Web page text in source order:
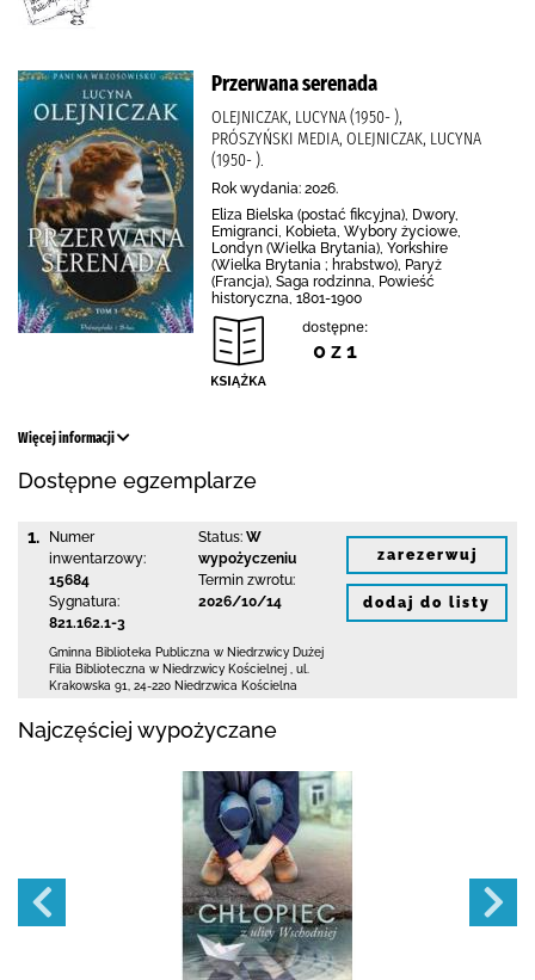
Przerwana serenada
OLEJNICZAK, LUCYNA (1950- ),
PRÓSZYŃSKI MEDIA, OLEJNICZAK, LUCYNA
(1950- ).
Rok wydania: 2026.
Eliza Bielska (postać fikcyjna), Dwory,
Emigranci, Kobieta, Wybory życiowe,
Londyn (Wielka Brytania), Yorkshire
(Wielka Brytania ; hrabstwo), Paryż
(Francja), Saga rodzinna, Powieść
historyczna, 1801-1900
dostępne:
0 z 1
Więcej informacji
Dostępne egzemplarze
1.
Numer
inwentarzowy:
15684
Sygnatura:
821.162.1-3
Status: W
wypożyczeniu
Termin zwrotu:
2026/10/14
Gminna Biblioteka Publiczna w Niedrzwicy Dużej
Filia Biblioteczna w Niedrzwicy Kościelnej
ul.
Krakowska 91
24-220 Niedrzwica Kościelna
zarezerwuj
dodaj do listy
Najczęściej wypożyczane